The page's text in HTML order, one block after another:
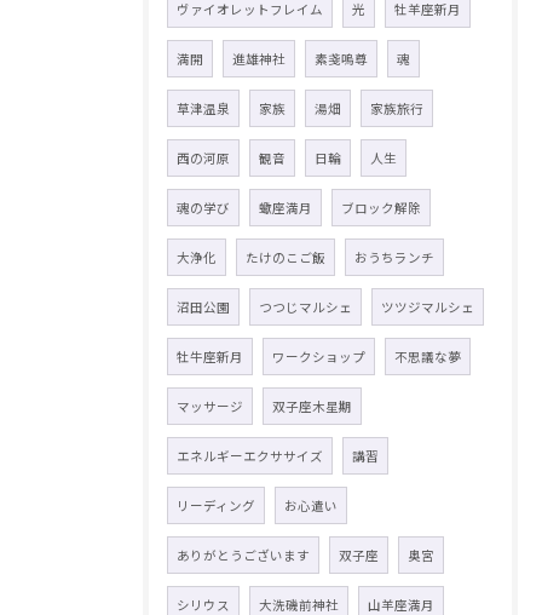
ヴァイオレットフレイム 光 牡羊座新月
満開 進雄神社 素戔嗚尊 魂
草津温泉 家族 湯畑 家族旅行
西の河原 観音 日輪 人生
魂の学び 蠍座満月 ブロック解除
大浄化 たけのこご飯 おうちランチ
沼田公園 つつじマルシェ ツツジマルシェ
牡牛座新月 ワークショップ 不思議な夢
マッサージ 双子座木星期
エネルギーエクササイズ 講習
リーディング お心遣い
ありがとうございます 双子座 奥宮
シリウス 大洗磯前神社 山羊座満月